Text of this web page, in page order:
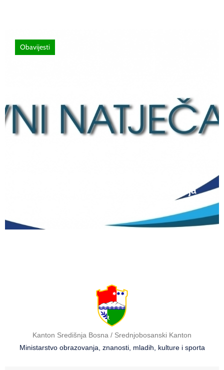
razred srednjih škola Kantona Središnja
Bosna u školskoj 2026./2027. godini
Obavijesti
Kanton Središnja Bosna / Srednjobosanski Kanton
Ministarstvo obrazovanja, znanosti, mladih, kulture i sporta